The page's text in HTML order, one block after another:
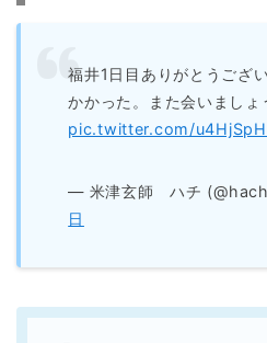
福井1日目ありがとうござ
かかった。また会いましょ
pic.twitter.com/
— 米津玄師 ハチ
日